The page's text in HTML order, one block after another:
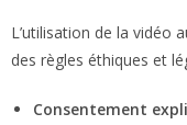
L’utilisation de la vidéo
des règles éthiques et
Consentement